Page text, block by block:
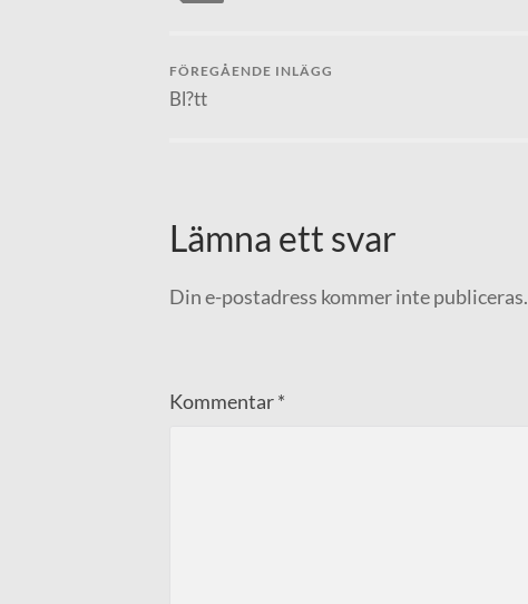
FÖREGÅENDE INLÄGG
Bl?tt
Lämna ett svar
Din e-postadress kommer inte publiceras.
Kommentar*